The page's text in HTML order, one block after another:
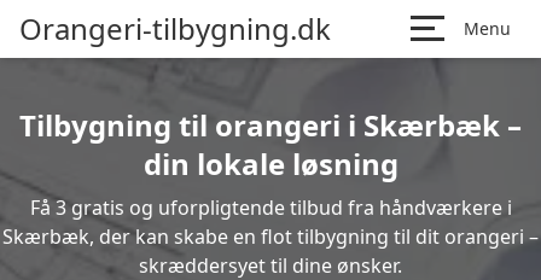
Orangeri-tilbygning.dk Menu
Tilbygning til orangeri i Skærbæk –
din lokale løsning
Få 3 gratis og uforpligtende tilbud fra håndværkere i
Skærbæk, der kan skabe en flot tilbygning til dit orangeri –
skræddersyet til dine ønsker.